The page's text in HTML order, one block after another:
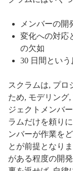
メンバーの開
変化への対応
の欠如
30 日間とい
スクラムは, プロ
ため, モデリング
ジェクトメンバ
ラムだけを頼り
ンバーが作業を
とが前提となり
がある程度の開